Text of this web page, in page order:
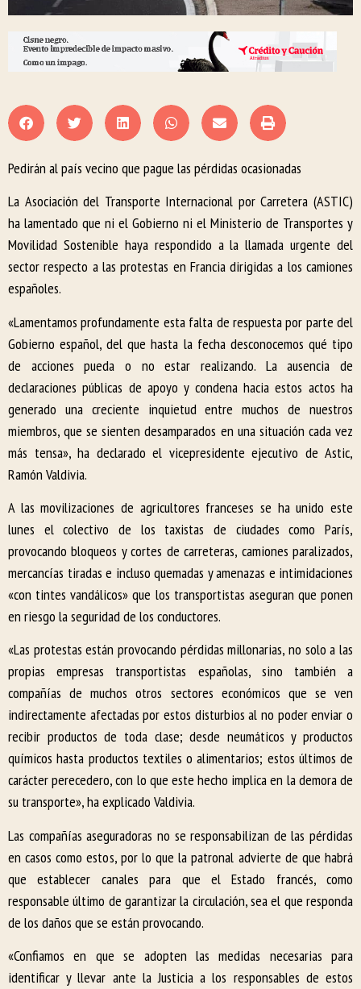
Pedirán al país vecino que pague las pérdidas ocasionadas
La Asociación del Transporte Internacional por Carretera (ASTIC)
ha lamentado que ni el Gobierno ni el Ministerio de Transportes y
Movilidad Sostenible haya respondido a la llamada urgente del
sector respecto a las protestas en Francia dirigidas a los camiones
españoles.
«Lamentamos profundamente esta falta de respuesta por parte del
Gobierno español, del que hasta la fecha desconocemos qué tipo
de acciones pueda o no estar realizando. La ausencia de
declaraciones públicas de apoyo y condena hacia estos actos ha
generado una creciente inquietud entre muchos de nuestros
miembros, que se sienten desamparados en una situación cada vez
más tensa», ha declarado el vicepresidente ejecutivo de Astic,
Ramón Valdivia.
A las movilizaciones de agricultores franceses se ha unido este
lunes el colectivo de los taxistas de ciudades como París,
provocando bloqueos y cortes de carreteras, camiones paralizados,
mercancías tiradas e incluso quemadas y amenazas e intimidaciones
«con tintes vandálicos» que los transportistas aseguran que ponen
en riesgo la seguridad de los conductores.
«Las protestas están provocando pérdidas millonarias, no solo a las
propias empresas transportistas españolas, sino también a
compañías de muchos otros sectores económicos que se ven
indirectamente afectadas por estos disturbios al no poder enviar o
recibir productos de toda clase; desde neumáticos y productos
químicos hasta productos textiles o alimentarios; estos últimos de
carácter perecedero, con lo que este hecho implica en la demora de
su transporte», ha explicado Valdivia.
Las compañías aseguradoras no se responsabilizan de las pérdidas
en casos como estos, por lo que la patronal advierte de que habrá
que establecer canales para que el Estado francés, como
responsable último de garantizar la circulación, sea el que responda
de los daños que se están provocando.
«Confiamos en que se adopten las medidas necesarias para
identificar y llevar ante la Justicia a los responsables de estos